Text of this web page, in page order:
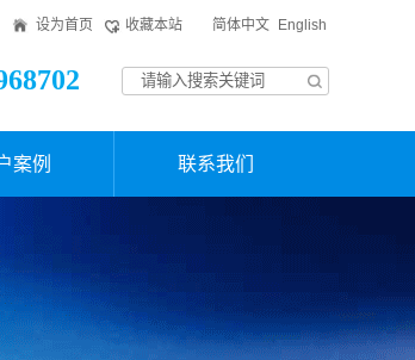
设为首页 收藏本站 简体中文 English
案例 联系我们